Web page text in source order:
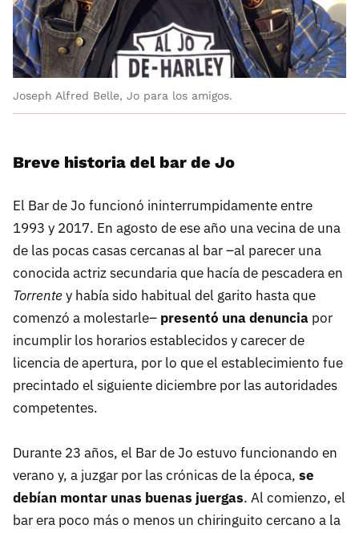
Joseph Alfred Belle, Jo para los amigos.
Breve historia del bar de Jo
El Bar de Jo funcionó ininterrumpidamente entre
1993 y 2017. En agosto de ese año una vecina de una
de las pocas casas cercanas al bar –al parecer una
conocida actriz secundaria que hacía de pescadera en
Torrentey había sido habitual del garito hasta que
comenzó a molestarle– presentó una denuncia por
incumplir los horarios establecidos y carecer de
licencia de apertura, por lo que el establecimiento fue
precintado el siguiente diciembre por las autoridades
competentes.
Durante 23 años, el Bar de Jo estuvo funcionando en
verano y, a juzgar por las crónicas de la época, se
debían montar unas buenas juergas. Al comienzo, el
bar era poco más o menos un chiringuito cercano a la